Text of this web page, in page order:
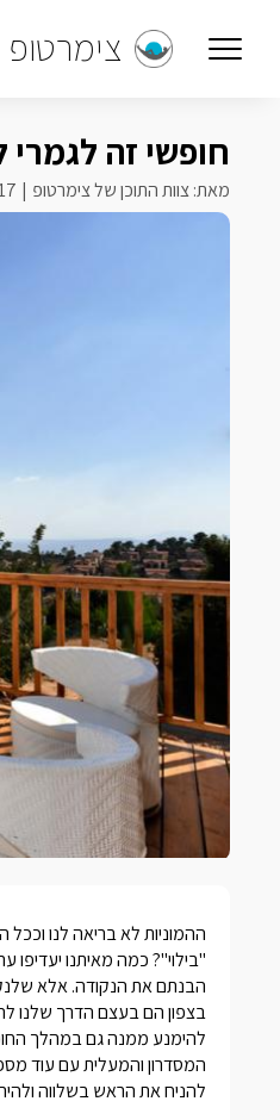
צימרטופ
חופשי זה
מאת: צוות התוכן של צימרטופ
ההמוניות לא בריאה לנו
"בילוי"? כמה מאיתנו
הבנתם את הנקודה. אלא
בצפוןהם בעצם הדרך שלנו
להימנע ממנה גם במהלך
המסדרון והמעלית עם עוד
להניח את הראש בשלווה